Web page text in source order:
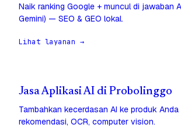
Naik ranking Google + muncul di jawaban
Gemini) — SEO & GEO lokal.
Lihat layanan →
Jasa Aplikasi AI di Probolinggo
Tambahkan kecerdasan AI ke produk
rekomendasi, OCR, computer vision.